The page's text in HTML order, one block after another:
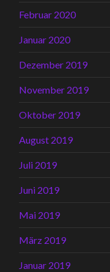
Februar 2020
Januar 2020
Dezember 2019
November 2019
Oktober 2019
August 2019
Juli 2019
Juni 2019
Mai 2019
März 2019
Januar 2019